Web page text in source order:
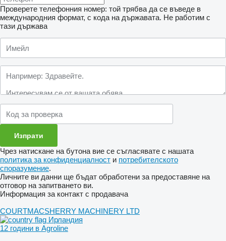
Проверете телефонния номер: той трябва да се въведе в
международния формат, с кода на държавата. Не работим с
тази държава
Чрез натискане на бутона вие се съгласявате с нашата
политика за конфиденциалност и потребителското
споразумение.
Личните ви данни ще бъдат обработени за предоставяне на
отговор на запитването ви.
Информация за контакт с продавача
COURTMACSHERRY MACHINERY LTD
Ирландия
12 години в Agroline